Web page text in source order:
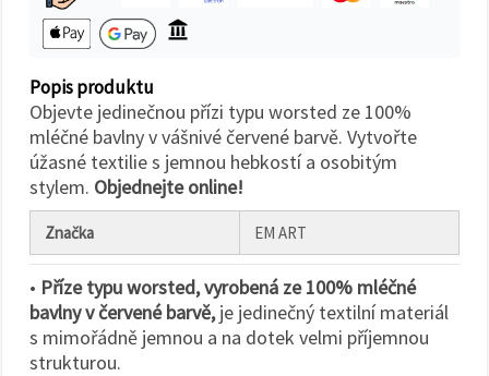
Popis produktu
Objevte jedinečnou přízi typu worsted ze 100%
mléčné bavlny v vášnivé červené barvě. Vytvořte
úžasné textilie s jemnou hebkostí a osobitým
stylem. Objednejte online!
Značka EM ART
• Příze typu worsted, vyrobená ze 100% mléčné
bavlny v červené barvě,je jedinečný textilní materiál
s mimořádně jemnou a na dotek velmi příjemnou
strukturou.